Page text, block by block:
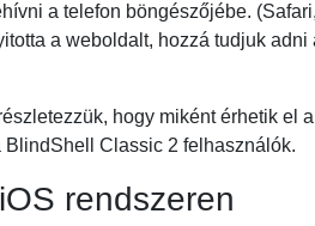
a telefon böngészőjébe.
a weboldalt, hozzá tudjuk adni
hogy miként érhetik el
BlindShell Classic 2 felhasználók.
rendszeren